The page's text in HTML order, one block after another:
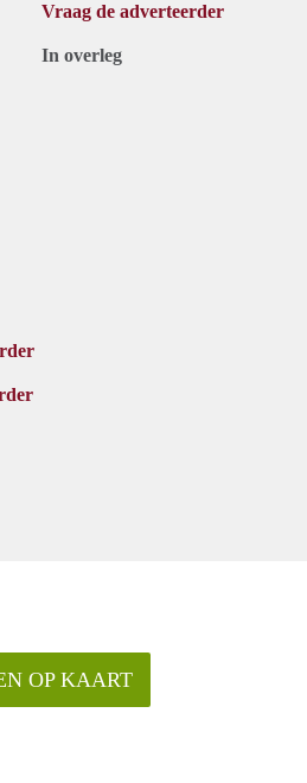
Vraag de adverteerder
In overleg
OP KAART